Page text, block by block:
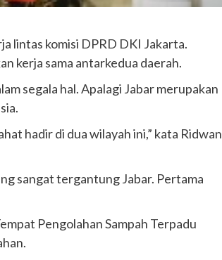
lintas komisi DPRD DKI Jakarta.
kerja sama antarkedua daerah.
segala hal. Apalagi Jabar merupakan
hadir di dua wilayah ini,” kata Ridwan
sangat tergantung Jabar. Pertama
Pengolahan Sampah Terpadu